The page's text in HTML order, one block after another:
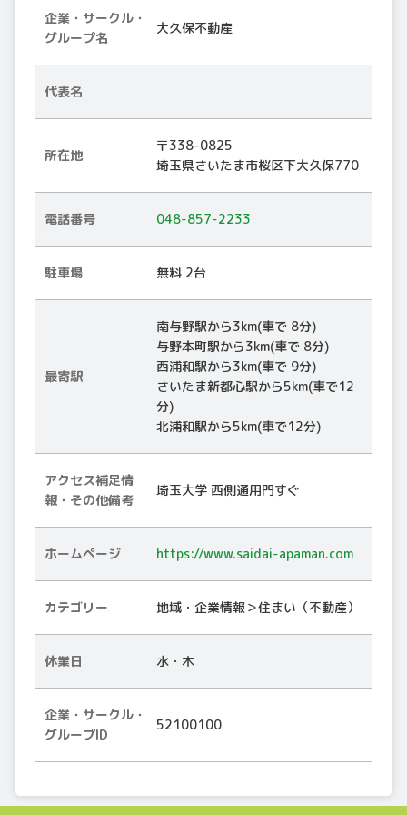
企業・サークル・
グループ名
大久保不動産
代表名
所在地
〒338-0825
埼玉県さいたま市桜区下大久保770
電話番号 048-857-2233
駐車場 無料 2台
最寄駅
南与野駅から3km(車で 8分)
与野本町駅から3km(車で 8分)
西浦和駅から3km(車で 9分)
さいたま新都心駅から5km(車で12
分)
北浦和駅から5km(車で12分)
アクセス補足情
報・その他備考
埼玉大学 西側通用門すぐ
ホームページ https://www.saidai-apaman.com
カテゴリー 地域・企業情報＞住まい（不動産）
休業日 水・木
企業・サークル・
グループID
52100100